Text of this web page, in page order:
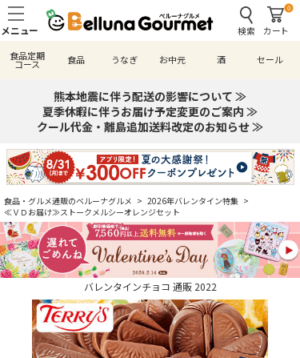
検索
0
カート
食品定期
コース 食品 うなぎ お中元 酒 セール
熊本地震に伴う配送の影響について ≫
夏季休暇に伴うお届け予定変更のご案内 ≫
クール代金・離島追加送料改定のお知らせ ≫
食品・グルメ通販のベルーナグルメ > 2026年バレンタイン特集 >
≪ＶＤお届け≫ストークメルシーオレンジセット
バレンタインチョコ 通販 2022